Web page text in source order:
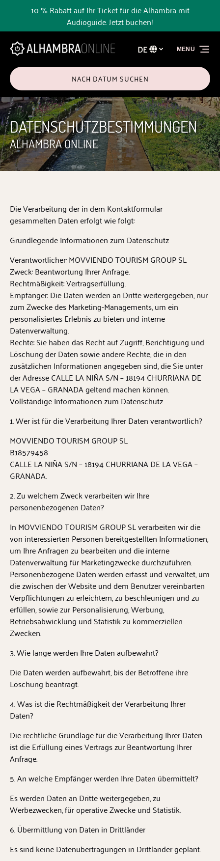
Zur Primärnavigation springen
Zum Inhalt springen
Zur Fußzeile springen
10 % Rabatt auf Ihr Ticket für die Alhambra mit
Audioguide. Jetzt buchen!
Wählen
Sie
Sprache
DE
NACH DATUM SUCHEN
MENÜ
DATENSCHUTZBESTIMMUNGEN
ALHAMBRA ONLINE
Die Verarbeitung der in dem Kontaktformular
gesammelten Daten erfolgt wie folgt:
Grundlegende Informationen zum Datenschutz
Verantwortlicher: MOVVIENDO TOURISM GROUP SL
Zweck: Beantwortung Ihrer Anfrage.
Rechtmäßigkeit: Vertragserfüllung.
Empfänger: Die Daten werden an Dritte weitergegeben, nur
zum Zwecke des Marketing-Managements, um ein
personalisiertes Erlebnis zu bieten und interne
Datenverwaltung.
Rechte: Sie haben das Recht auf Zugriff, Berichtigung und
Löschung der Daten sowie andere Rechte, die in den
zusätzlichen Informationen angegeben sind, die Sie unter
der Adresse CALLE LA NIÑA S/N – 18194 CHURRIANA DE
LA VEGA – GRANADA geltend machen können.
Vollständige Informationen zum Datenschutz
1. Wer ist für die Verarbeitung Ihrer Daten verantwortlich?
MOVVIENDO TOURISM GROUP SL
B18579458
CALLE LA NIÑA S/N – 18194 CHURRIANA DE LA VEGA –
GRANADA.
2. Zu welchem Zweck verarbeiten wir Ihre
personenbezogenen Daten?
In MOVVIENDO TOURISM GROUP SL verarbeiten wir die
von interessierten Personen bereitgestellten Informationen,
um Ihre Anfragen zu bearbeiten und die interne
Datenverwaltung für Marketingzwecke durchzuführen.
Personenbezogene Daten werden erfasst und verwaltet, um
die zwischen der Website und dem Benutzer vereinbarten
Verpflichtungen zu erleichtern, zu beschleunigen und zu
erfüllen, sowie zur Personalisierung, Werbung,
Betriebsabwicklung und Statistik zu kommerziellen
Zwecken.
3. Wie lange werden Ihre Daten aufbewahrt?
Die Daten werden aufbewahrt, bis der Betroffene ihre
Löschung beantragt.
4. Was ist die Rechtmäßigkeit der Verarbeitung Ihrer
Daten?
Die rechtliche Grundlage für die Verarbeitung Ihrer Daten
ist die Erfüllung eines Vertrags zur Beantwortung Ihrer
Anfrage.
5. An welche Empfänger werden Ihre Daten übermittelt?
Es werden Daten an Dritte weitergegeben, zu
Werbezwecken, für operative Zwecke und Statistik.
6. Übermittlung von Daten in Drittländer
Es sind keine Datenübertragungen in Drittländer geplant.